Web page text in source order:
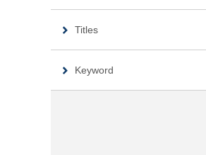
Titles
Keyword